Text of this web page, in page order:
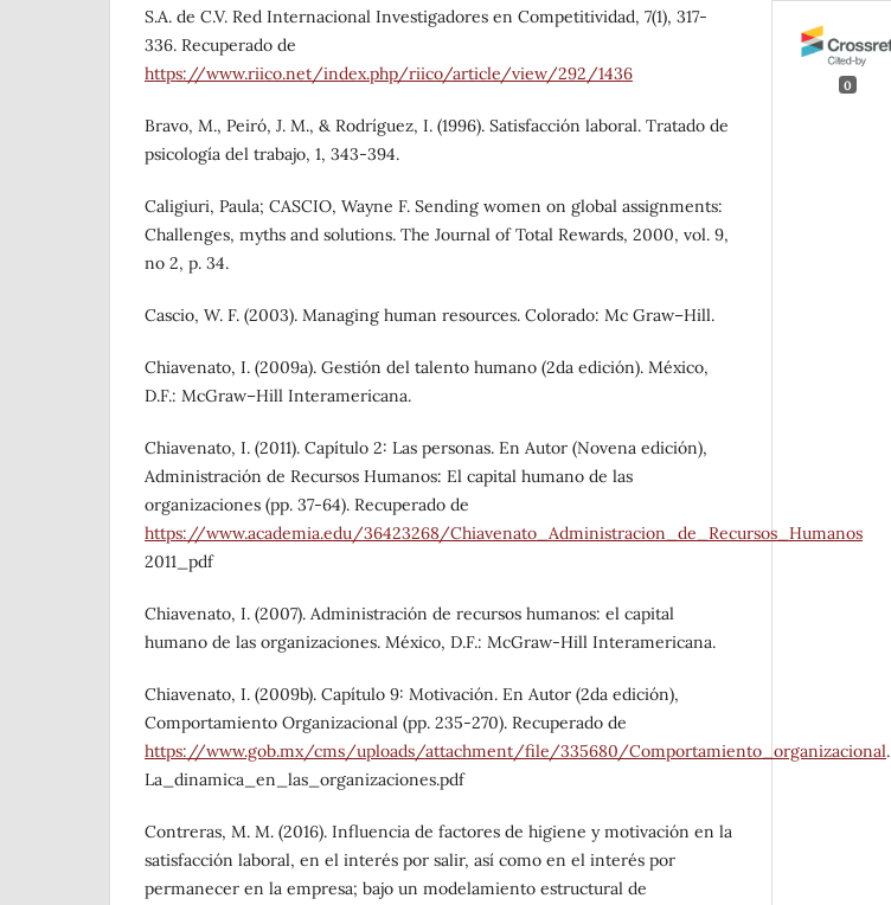
S.A. de C.V. Red Internacional Investigadores en Competitividad, 7(1), 317-
336. Recuperado de
https://www.riico.net/index.php/riico/article/view/292/1436
Bravo, M., Peiró, J. M., & Rodríguez, I. (1996). Satisfacción laboral. Tratado de
psicología del trabajo, 1, 343-394.
Caligiuri, Paula; CASCIO, Wayne F. Sending women on global assignments:
Challenges, myths and solutions. The Journal of Total Rewards, 2000, vol. 9,
no 2, p. 34.
Cascio, W. F. (2003). Managing human resources. Colorado: Mc Graw–Hill.
Chiavenato, I. (2009a). Gestión del talento humano (2da edición). México,
D.F.: McGraw–Hill Interamericana.
Chiavenato, I. (2011). Capítulo 2: Las personas. En Autor (Novena edición),
Administración de Recursos Humanos: El capital humano de las
organizaciones (pp. 37-64). Recuperado de
https://www.academia.edu/36423268/Chiavenato_Administracion_de_Recursos_Humanos
2011_pdf
Chiavenato, I. (2007). Administración de recursos humanos: el capital
humano de las organizaciones. México, D.F.: McGraw-Hill Interamericana.
Chiavenato, I. (2009b). Capítulo 9: Motivación. En Autor (2da edición),
Comportamiento Organizacional (pp. 235-270). Recuperado de
https://www.gob.mx/cms/uploads/attachment/file/335680/Comportamiento_organizacional.
La_dinamica_en_las_organizaciones.pdf
Contreras, M. M. (2016). Influencia de factores de higiene y motivación en la
satisfacción laboral, en el interés por salir, así como en el interés por
permanecer en la empresa; bajo un modelamiento estructural de
0